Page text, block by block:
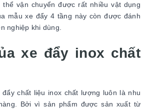
vận chuyển được rất nhiều vật dụng
mẫu xe đẩy 4 tầng này còn được đánh
nghiệp khi dùng.
xe đẩy inox chất
chất liệu inox chất lượng luôn là nhu
Bởi vì sản phẩm được sản xuất từ